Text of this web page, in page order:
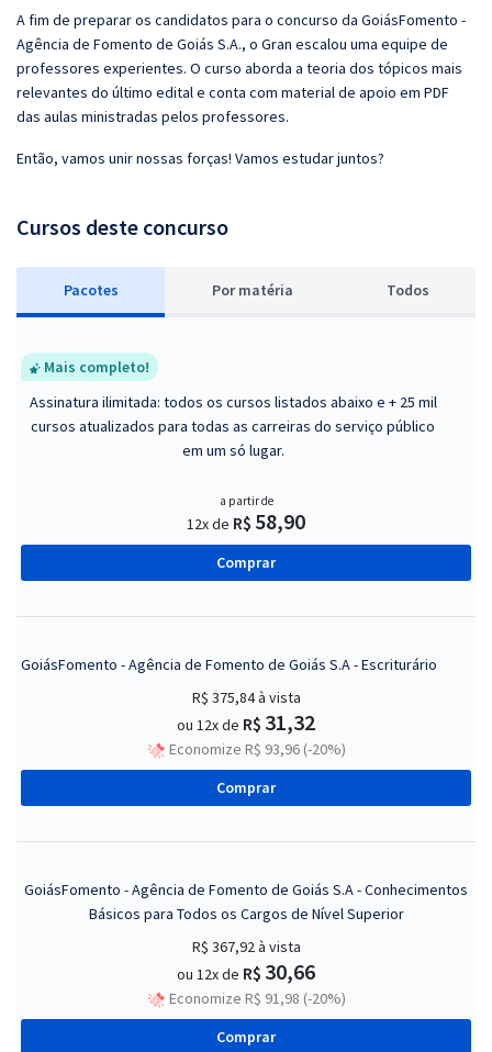
A fim de preparar os candidatos para o concurso da GoiásFomento -
Agência de Fomento de Goiás S.A., o Gran escalou uma equipe de
professores experientes. O curso aborda a teoria dos tópicos mais
relevantes do último edital e conta com material de apoio em PDF
das aulas ministradas pelos professores.
Então, vamos unir nossas forças! Vamos estudar juntos?
Cursos deste concurso
Pacotes Por matéria Todos
Mais completo!
Assinatura ilimitada: todos os cursos listados abaixo e + 25 mil
cursos atualizados para todas as carreiras do serviço público
em um só lugar.
a partir de
12x de R$ 58,90
Comprar
GoiásFomento - Agência de Fomento de Goiás S.A - Escriturário
R$ 375,84à vista
ou 12x de R$ 31,32
Economize R$ 93,96 (-20%)
Comprar
GoiásFomento - Agência de Fomento de Goiás S.A - Conhecimentos
Básicos para Todos os Cargos de Nível Superior
R$ 367,92à vista
ou 12x de R$ 30,66
Economize R$ 91,98 (-20%)
Comprar